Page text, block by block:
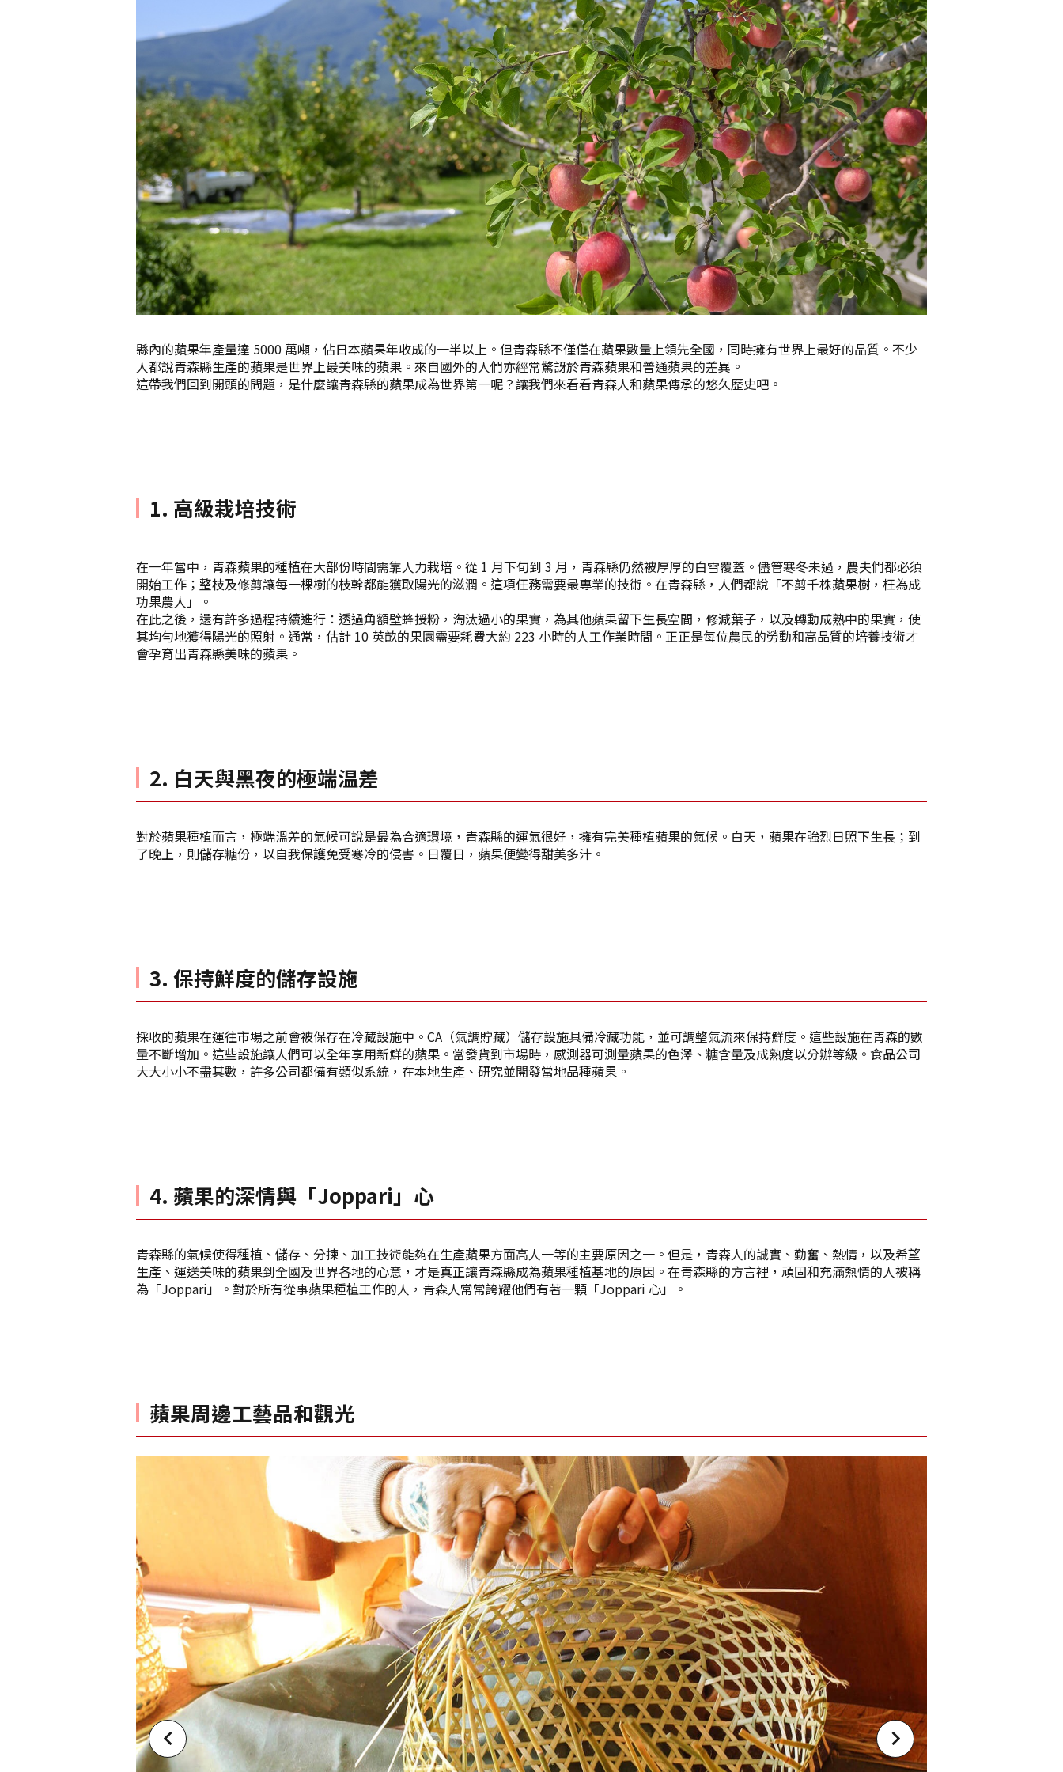
縣內的蘋果年產量達 5000 萬噸，佔日本蘋果年收成的一半以上。但青森縣不僅僅在蘋果數量上領先全國，同時擁有世界上最好的品質。不少
人都說青森縣生產的蘋果是世界上最美味的蘋果。來自國外的人們亦經常驚訝於青森蘋果和普通蘋果的差異。
這帶我們回到開頭的問題，是什麼讓青森縣的蘋果成為世界第一呢？讓我們來看看青森人和蘋果傳承的悠久歷史吧。
1. 高級栽培技術
在一年當中，青森蘋果的種植在大部份時間需靠人力栽培。從 1 月下旬到 3 月，青森縣仍然被厚厚的白雪覆蓋。儘管寒冬未過，農夫們都必須
開始工作；整枝及修剪讓每一棵樹的枝幹都能獲取陽光的滋潤。這項任務需要最專業的技術。在青森縣，人們都說「不剪千株蘋果樹，枉為成
功果農人」。
在此之後，還有許多過程持續進行：透過角額壁蜂授粉，淘汰過小的果實，為其他蘋果留下生長空間，修減葉子，以及轉動成熟中的果實，使
其均勻地獲得陽光的照射。通常，估計 10 英畝的果園需要耗費大約 223 小時的人工作業時間。正正是每位農民的勞動和高品質的培養技術才
會孕育出青森縣美味的蘋果。
2. 白天與黑夜的極端温差
對於蘋果種植而言，極端溫差的氣候可說是最為合適環境，青森縣的運氣很好，擁有完美種植蘋果的氣候。白天，蘋果在強烈日照下生長；到
了晚上，則儲存糖份，以自我保護免受寒冷的侵害。日覆日，蘋果便變得甜美多汁。
3. 保持鮮度的儲存設施
採收的蘋果在運往市場之前會被保存在冷藏設施中。CA（氣調貯藏）儲存設施具備冷藏功能，並可調整氣流來保持鮮度。這些設施在青森的數
量不斷增加。這些設施讓人們可以全年享用新鮮的蘋果。當發貨到市場時，感測器可測量蘋果的色澤、糖含量及成熟度以分辦等級。食品公司
大大小小不盡其數，許多公司都備有類似系統，在本地生產、研究並開發當地品種蘋果。
4. 蘋果的深情與「Joppari」心
青森縣的氣候使得種植、儲存、分揀、加工技術能夠在生產蘋果方面高人一等的主要原因之一。但是，青森人的誠實、勤奮、熱情，以及希望
生產、運送美味的蘋果到全國及世界各地的心意，才是真正讓青森縣成為蘋果種植基地的原因。在青森縣的方言裡，頑固和充滿熱情的人被稱
為「Joppari」。對於所有從事蘋果種植工作的人，青森人常常誇耀他們有著一顆「Joppari 心」。
蘋果周邊工藝品和觀光